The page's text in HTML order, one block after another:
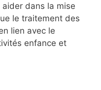
dans la mise
le traitement des
lien avec le
enfance et